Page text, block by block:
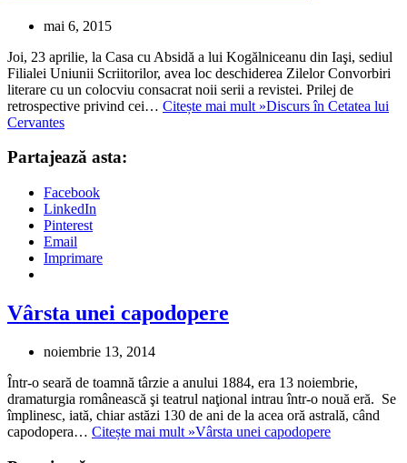
mai 6, 2015
Joi, 23 aprilie, la Casa cu Absidă a lui Kogălniceanu din Iaşi, sediul
Filialei Uniunii Scriitorilor, avea loc deschiderea Zilelor Convorbiri
literare cu un colocviu consacrat noii serii a revistei. Prilej de
retrospective privind cei… Citește mai mult »Discurs în Cetatea lui
Cervantes
Partajează asta:
Facebook
LinkedIn
Pinterest
Email
Imprimare
Vârsta unei capodopere
noiembrie 13, 2014
Într-o seară de toamnă târzie a anului 1884, era 13 noiembrie,
dramaturgia românească şi teatrul naţional intrau într-o nouă eră. Se
împlinesc, iată, chiar astăzi 130 de ani de la acea oră astrală, când
capodopera… Citește mai mult »Vârsta unei capodopere